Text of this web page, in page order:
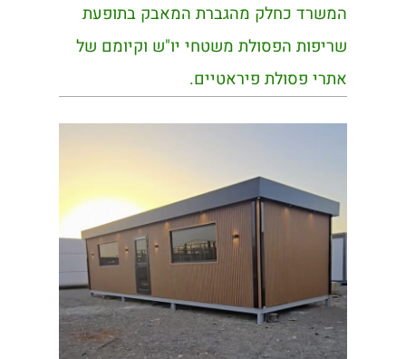
המשרד כחלק מהגברת המאבק בתופעת
שריפות הפסולת משטחי יו"ש וקיומם של
אתרי פסולת פיראטיים.